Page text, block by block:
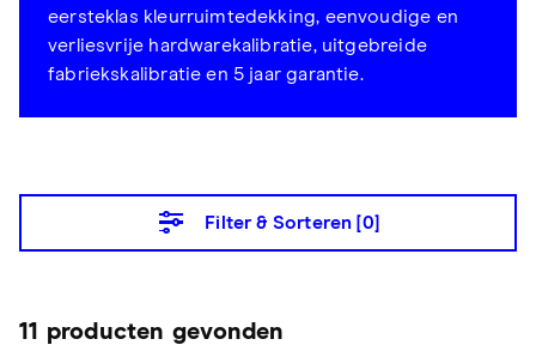
eersteklas kleurruimtedekking, eenvoudige en
verliesvrije hardwarekalibratie, uitgebreide
fabriekskalibratie en 5 jaar garantie.
Filter & Sorteren [0]
11 producten gevonden